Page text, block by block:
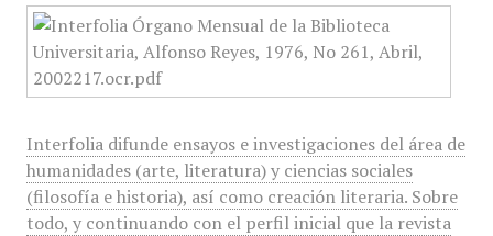
Interfolia difunde ensayos e investigaciones del área de
humanidades (arte, literatura) y ciencias sociales
(filosofía e historia), así como creación literaria. Sobre
todo, y continuando con el perfil inicial que la revista